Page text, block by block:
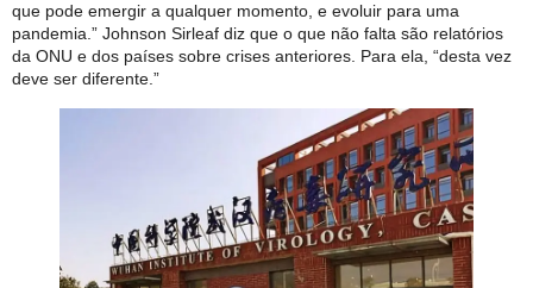
que pode emergir a qualquer momento, e evoluir para uma
pandemia.” Johnson Sirleaf diz que o que não falta são relatórios
da ONU e dos países sobre crises anteriores. Para ela, “desta vez
deve ser diferente.”